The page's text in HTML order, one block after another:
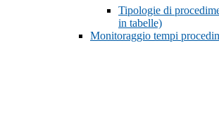
Tipologie di
in tabelle)
Monitoraggio tempi